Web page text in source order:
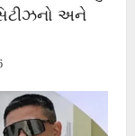
અને